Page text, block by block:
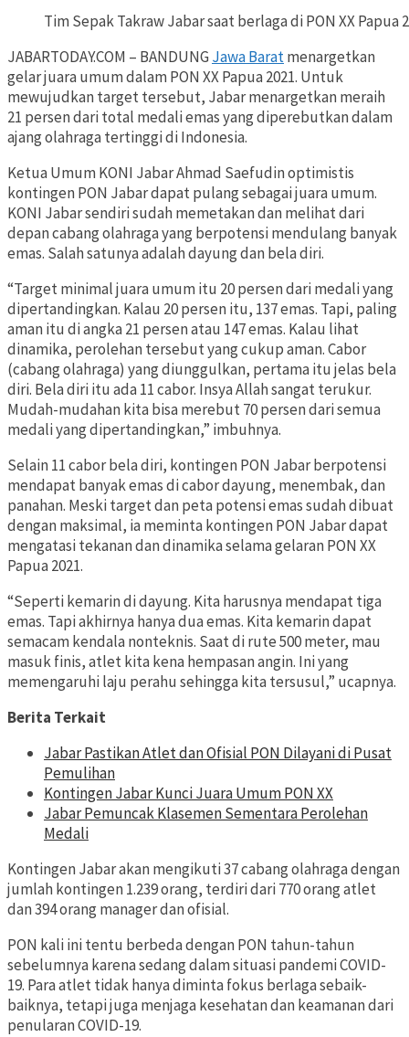
Tim Sepak Takraw Jabar saat berlaga di PON XX Papua
JABARTODAY.COM – BANDUNGJawa Baratmenargetkan
gelar juara umum dalam PON XX Papua 2021. Untuk
mewujudkan target tersebut, Jabar menargetkan meraih
21 persen dari total medali emas yang diperebutkan dalam
ajang olahraga tertinggi di Indonesia.
Ketua Umum KONI Jabar Ahmad Saefudin optimistis
kontingen PON Jabar dapat pulang sebagai juara umum.
KONI Jabar sendiri sudah memetakan dan melihat dari
depan cabang olahraga yang berpotensi mendulang banyak
emas. Salah satunya adalah dayung dan bela diri.
“Target minimal juara umum itu 20 persen dari medali yang
dipertandingkan. Kalau 20 persen itu, 137 emas. Tapi, paling
aman itu di angka 21 persen atau 147 emas. Kalau lihat
dinamika, perolehan tersebut yang cukup aman. Cabor
(cabang olahraga) yang diunggulkan, pertama itu jelas bela
diri. Bela diri itu ada 11 cabor. Insya Allah sangat terukur.
Mudah-mudahan kita bisa merebut 70 persen dari semua
medali yang dipertandingkan,” imbuhnya.
Selain 11 cabor bela diri, kontingen PON Jabar berpotensi
mendapat banyak emas di cabor dayung, menembak, dan
panahan. Meski target dan peta potensi emas sudah dibuat
dengan maksimal, ia meminta kontingen PON Jabar dapat
mengatasi tekanan dan dinamika selama gelaran PON XX
Papua 2021.
“Seperti kemarin di dayung. Kita harusnya mendapat tiga
emas. Tapi akhirnya hanya dua emas. Kita kemarin dapat
semacam kendala nonteknis. Saat di rute 500 meter, mau
masuk finis, atlet kita kena hempasan angin. Ini yang
memengaruhi laju perahu sehingga kita tersusul,” ucapnya.
Berita Terkait
Jabar Pastikan Atlet dan Ofisial PON Dilayani di Pusat
Pemulihan
Kontingen Jabar Kunci Juara Umum PON XX
Jabar Pemuncak Klasemen Sementara Perolehan
Medali
Kontingen Jabar akan mengikuti 37 cabang olahraga dengan
jumlah kontingen 1.239 orang, terdiri dari 770 orang atlet
dan 394 orang manager dan ofisial.
PON kali ini tentu berbeda dengan PON tahun-tahun
sebelumnya karena sedang dalam situasi pandemi COVID-
19. Para atlet tidak hanya diminta fokus berlaga sebaik-
baiknya, tetapi juga menjaga kesehatan dan keamanan dari
penularan COVID-19.